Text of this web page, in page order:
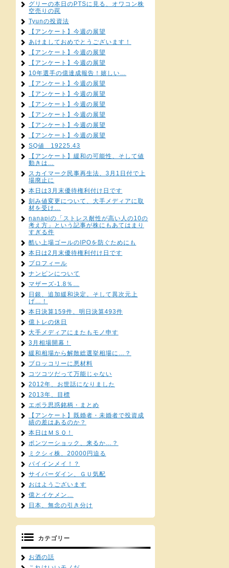
グリーの本日のPTSに見る、オワコン株
空売りの罠
Tyunの投資法
【アンケート】今週の展望
あけましておめでとうございます！
【アンケート】今週の展望
【アンケート】今週の展望
10年選手の億達成報告！嬉しい…
【アンケート】今週の展望
【アンケート】今週の展望
【アンケート】今週の展望
【アンケート】今週の展望
【アンケート】今週の展望
【アンケート】今週の展望
SQ値 19225.43
【アンケート】緩和の可能性、そして値
動きは…
スカイマーク民事再生法、3月1日付で上
場廃止に
本日は3月末優待権利付け日です
刻み値変更について、大手メディアに取
材を受け…
nanapiの「ストレス耐性が高い人の10の
考え方」という記事が株にもあてはまり
すぎる件
酷い上場ゴールのIPOを防ぐためにも
本日は2月末優待権利付け日です
プロフィール
ナンピンについて
マザーズ-1.8％…
日銀、追加緩和決定。そして異次元上
げ…！
本日決算159件、明日決算493件
億トレの休日
大手メディアにまたもモノ申す
3月相場開幕！
緩和相場から解散総選挙相場に…？
ブロッコリーに悪材料
コツコツだって万能じゃない
2012年、お世話になりました
2013年、目標
エボラ思惑銘柄・まとめ
【アンケート】既婚者・未婚者で投資成
績の差はあるのか？
本日はＭＳＱ！
ポンツーショック、来るか…？
ミクシィ株、20000円迫る
バイインメイ！？
サイバーダイン、ＧＵ気配
おはようございます
億とイケメン…
日本、無念の引き分け
カテゴリー
お酒の話